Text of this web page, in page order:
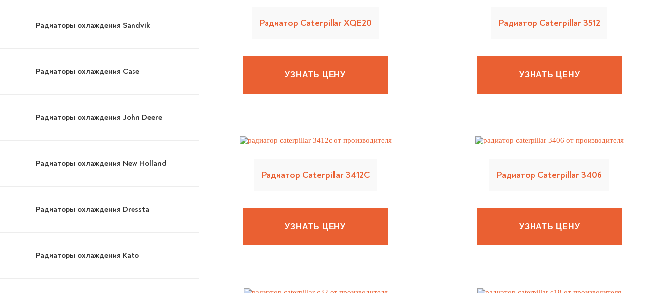
Радиаторы охлаждения Sandvik
Радиаторы охлаждения Case
Радиаторы охлаждения John Deere
Радиаторы охлаждения New Holland
Радиаторы охлаждения Dressta
Радиаторы охлаждения Kato
Радиатор Caterpillar XQE20
УЗНАТЬ ЦЕНУ
Радиатор Caterpillar 3512
УЗНАТЬ ЦЕНУ
Радиатор Caterpillar 3412C
УЗНАТЬ ЦЕНУ
Радиатор Caterpillar 3406
УЗНАТЬ ЦЕНУ